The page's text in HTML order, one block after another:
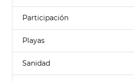
Participación
Playas
Sanidad